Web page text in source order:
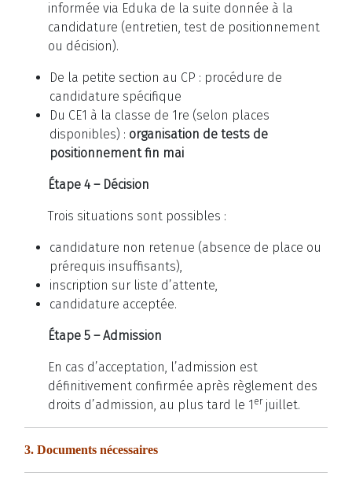
informée via Eduka de la suite donnée à la
candidature (entretien, test de positionnement
ou décision).
De la petite section au CP : procédure de
candidature spécifique
Du CE1 à la classe de 1re (selon places
disponibles) : organisation de tests de
positionnement fin mai
Étape 4 – Décision
Trois situations sont possibles :
candidature non retenue (absence de place ou
prérequis insuffisants),
inscription sur liste d’attente,
candidature acceptée.
Étape 5 – Admission
En cas d’acceptation, l’admission est
définitivement confirmée après règlement des
droits d’admission, au plus tard le 1 er juillet.
3. Documents nécessaires